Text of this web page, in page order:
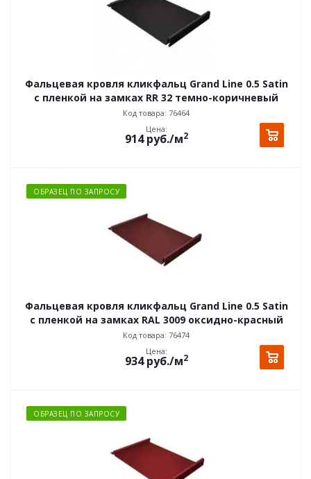
Фальцевая кровля кликфальц Grand Line 0.5 Satin
с пленкой на замках RR 32 темно-коричневый
Код товара: 76464
Цена:
914руб./м2
ОБРАЗЕЦ ПО ЗАПРОСУ
Фальцевая кровля кликфальц Grand Line 0.5 Satin
с пленкой на замках RAL 3009 оксидно-красный
Код товара: 76474
Цена:
934руб./м2
ОБРАЗЕЦ ПО ЗАПРОСУ